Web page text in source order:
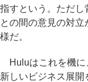
指すという。ただ
との間の意見の対
様だ。
Huluはこれを機に
新しいビジネス展